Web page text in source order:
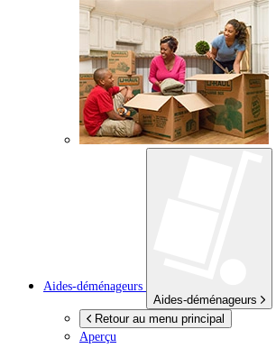
Aides-déménageurs
Aides-déménageurs
Retour au menu principal
Aperçu